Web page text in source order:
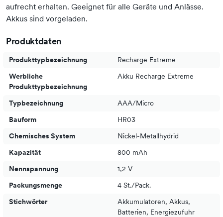
aufrecht erhalten. Geeignet für alle Geräte und Anlässe.
Akkus sind vorgeladen.
Produktdaten
Produkttypbezeichnung
Recharge Extreme
Werbliche
Produkttypbezeichnung
Akku Recharge Extreme
Typbezeichnung
AAA/Micro
Bauform
HR03
Chemisches System
Nickel-Metallhydrid
Kapazität
800 mAh
Nennspannung
1,2 V
Packungsmenge
4 St./Pack.
Stichwörter
Akkumulatoren, Akkus,
Batterien, Energiezufuhr